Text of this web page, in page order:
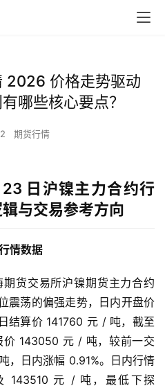
2026 价格走势驱动
哪些核心要点？
期货行情
日沪镍主力合约行
与交易参考方向
情数据
货交易所沪镍期货主力合约
震荡的偏强走势，日内开盘价
结算价 141760 元 / 吨，截至
价 143050 元 / 吨，较前一交
，日内涨幅 0.91%。日内行情
143510 元 / 吨，最低下探